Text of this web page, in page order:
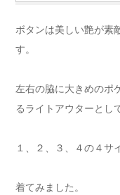
ボタンは美しい艶が素
す。
左右の脇に大きめのポ
るライトアウターとし
１、２、３、４の４サ
着てみました。